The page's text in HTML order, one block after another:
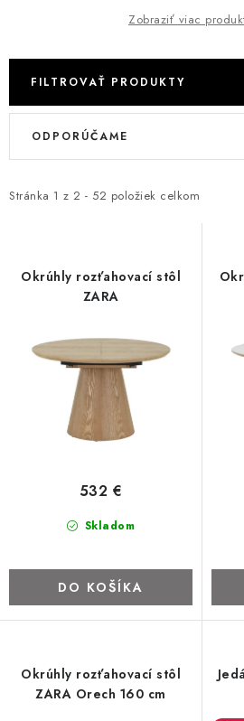
STOLY
MATRACE DORMISAN
LAMELOVÉ ROŠTY DO POSTELE
POHOVKY A KRESLÁ
KNIŽNICE A REGÁLY
KONFERENČNÉ STOLÍKY
KUCHYNE
NOČNÉ STOLÍKY
Zobraziť viac
FILTROVAŤ PRODUKTY
V
i
Stránka 1 z 2 - 52 položiek celkom
R
e
ODPORÚČAME
Okrúhly rozťahovací stôl
ZARA
Skladom
532 €
DO KOŠÍKA
Okrúhly rozťahovací stôl
ZARA Orech 160 cm